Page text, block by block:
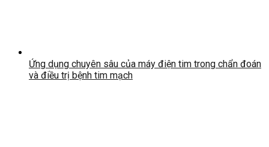
Ứng dụng chuyên sâu của máy điện tim trong chẩn đoán
và điều trị bệnh tim mạch